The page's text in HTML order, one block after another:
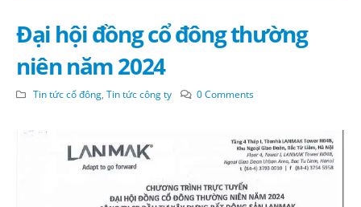
Đại hội đồng cổ đông thường
niên năm 2024
Tin tức cổ đông, Tin tức công ty 0 Comments